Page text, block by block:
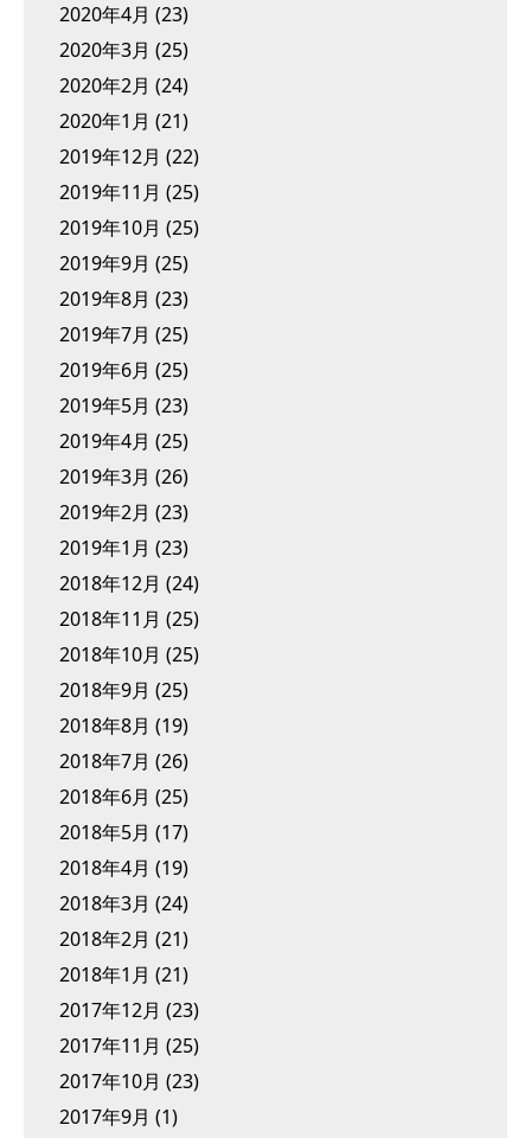
2020年4月 (23)
2020年3月 (25)
2020年2月 (24)
2020年1月 (21)
2019年12月 (22)
2019年11月 (25)
2019年10月 (25)
2019年9月 (25)
2019年8月 (23)
2019年7月 (25)
2019年6月 (25)
2019年5月 (23)
2019年4月 (25)
2019年3月 (26)
2019年2月 (23)
2019年1月 (23)
2018年12月 (24)
2018年11月 (25)
2018年10月 (25)
2018年9月 (25)
2018年8月 (19)
2018年7月 (26)
2018年6月 (25)
2018年5月 (17)
2018年4月 (19)
2018年3月 (24)
2018年2月 (21)
2018年1月 (21)
2017年12月 (23)
2017年11月 (25)
2017年10月 (23)
2017年9月 (1)